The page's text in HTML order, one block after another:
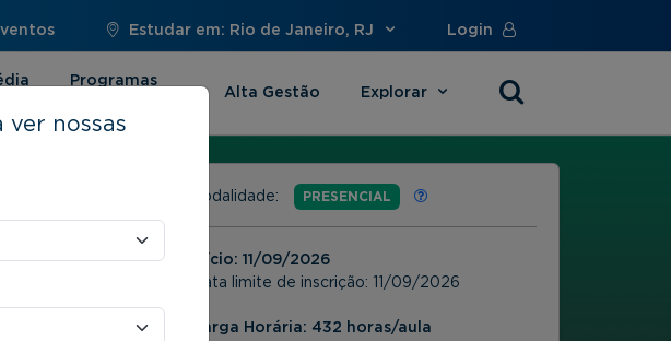
Estudar em: Rio de Janeiro, RJ Login
Programas
Alta Gestão Explorar
Modalidade: PRESENCIAL
Início: 11/09/2026
Data limite de inscrição: 11/09/2026
Carga Horária: 432 horas/aula
ver nossas